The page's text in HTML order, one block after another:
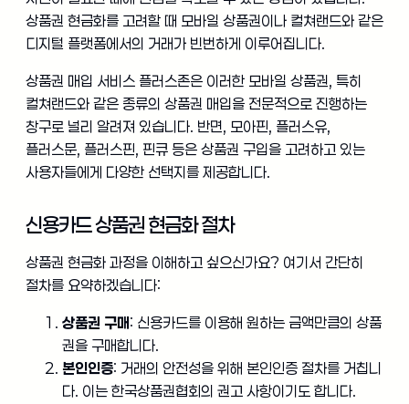
상품권 현금화를 고려할 때 모바일 상품권이나 컬쳐랜드와 같은
디지털 플랫폼에서의 거래가 빈번하게 이루어집니다.
상품권 매입 서비스 플러스존은 이러한 모바일 상품권, 특히
컬쳐랜드와 같은 종류의 상품권 매입을 전문적으로 진행하는
창구로 널리 알려져 있습니다. 반면, 모아핀, 플러스유,
플러스문, 플러스핀, 핀큐 등은 상품권 구입을 고려하고 있는
사용자들에게 다양한 선택지를 제공합니다.
신용카드 상품권 현금화 절차
상품권 현금화 과정을 이해하고 싶으신가요? 여기서 간단히
절차를 요약하겠습니다:
상품권 구매: 신용카드를 이용해 원하는 금액만큼의 상품
권을 구매합니다.
본인인증: 거래의 안전성을 위해 본인인증 절차를 거칩니
다. 이는 한국상품권협회의 권고 사항이기도 합니다.